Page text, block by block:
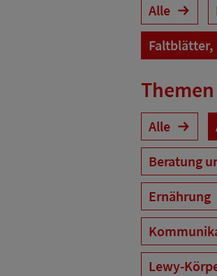
Alle
Themen
Alle
Beratung
Ernährung
Lewy-